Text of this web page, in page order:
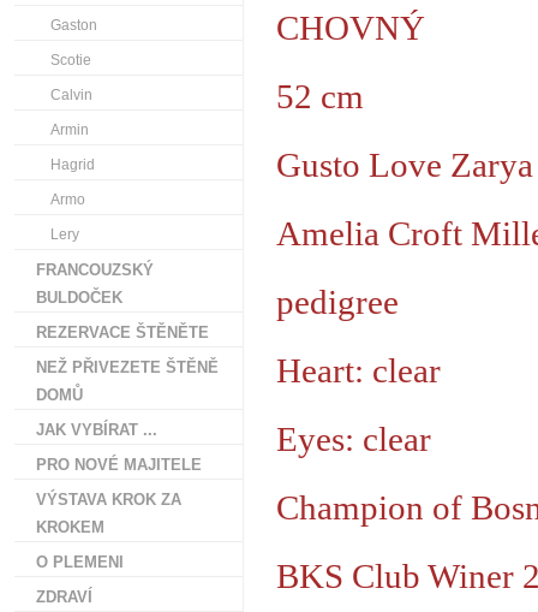
CHOVNÝ
52 cm
Gusto Love Zarya
Amelia Croft
pedigree
Heart: clear
Eyes: clear
Champion of
BKS Club Winer
Gaston
Scotie
Calvin
Armin
Hagrid
Armo
Lery
FRANCOUZSKÝ
BULDOČEK
REZERVACE ŠTĚNĚTE
NEŽ PŘIVEZETE ŠTĚNĚ
DOMŮ
JAK VYBÍRAT ...
PRO NOVÉ MAJITELE
VÝSTAVA KROK ZA
KROKEM
O PLEMENI
ZDRAVÍ